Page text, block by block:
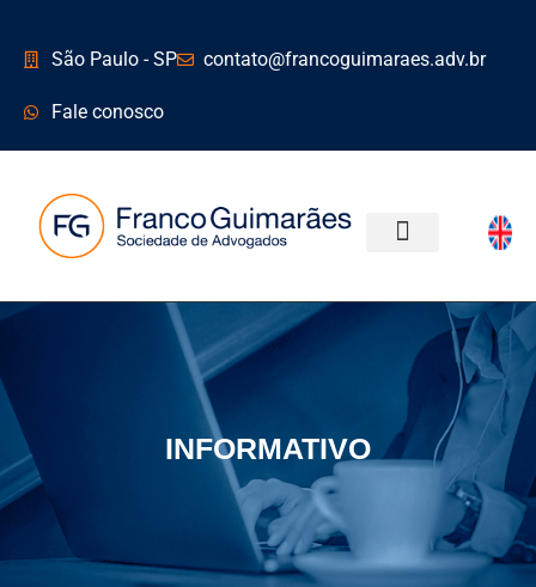
São Paulo - SP contato@francoguimaraes.adv.br
Fale conosco
INFORMATIVO